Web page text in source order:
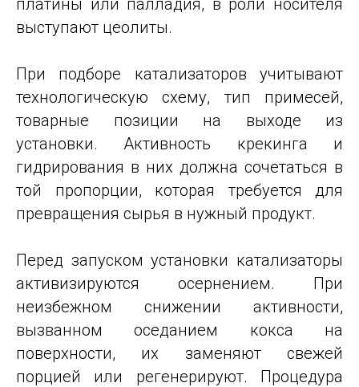
платины или палладия, в роли носителя
выступают цеолиты.
При подборе катализаторов учитывают
технологическую схему, тип примесей,
товарные позиции на выходе из
установки. Активность крекинга и
гидрирования в них должна сочетаться в
той пропорции, которая требуется для
превращения сырья в нужный продукт.
Перед запуском установки катализаторы
активизируются осернением. При
неизбежном снижении активности,
вызванном оседанием кокса на
поверхности, их заменяют свежей
порцией или регенерируют. Процедура